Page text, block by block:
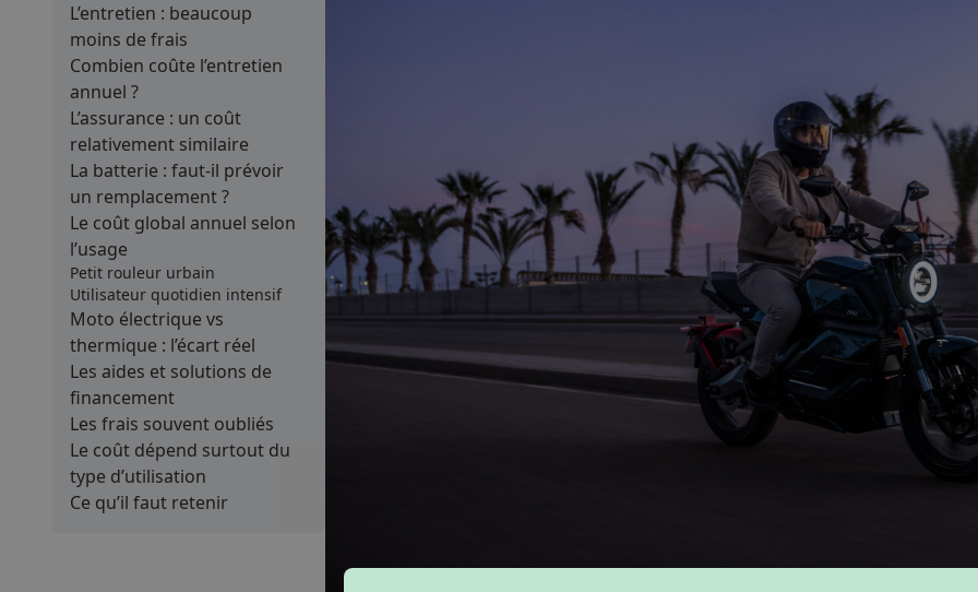
L’entretien : beaucoup
moins de frais
Combien coûte l’entretien
annuel ?
L’assurance : un coût
relativement similaire
La batterie : faut-il prévoir
un remplacement ?
Le coût global annuel selon
l’usage
Petit rouleur urbain
Utilisateur quotidien intensif
Moto électrique vs
thermique : l’écart réel
Les aides et solutions de
financement
Les frais souvent oubliés
Le coût dépend surtout du
type d’utilisation
Ce qu’il faut retenir